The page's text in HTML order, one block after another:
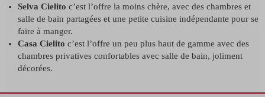
Selva Cielito c’est l’offre la moins chère, avec des chambres et
salle de bain partagées et une petite cuisine indépendante pour se
faire à manger.
Casa Cielito c’est l’offre un peu plus haut de gamme avec des
chambres privatives confortables avec salle de bain, joliment
décorées.